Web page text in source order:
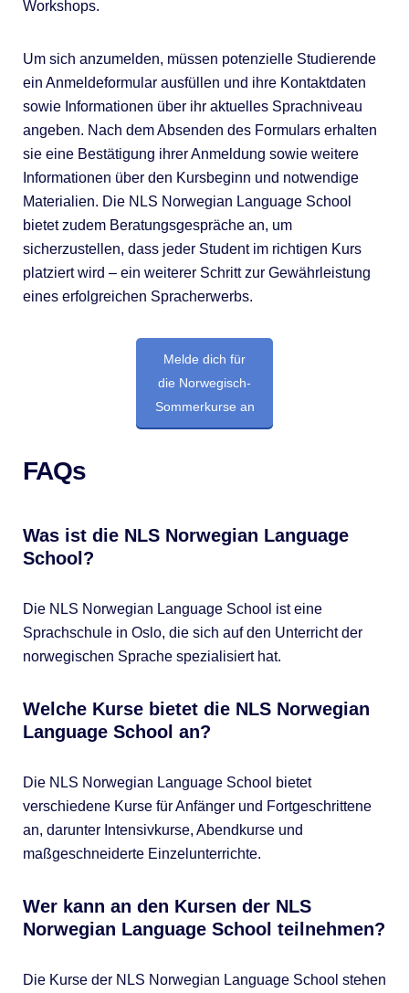
Workshops.
Um sich anzumelden, müssen potenzielle Studierende
ein Anmeldeformular ausfüllen und ihre Kontaktdaten
sowie Informationen über ihr aktuelles Sprachniveau
angeben. Nach dem Absenden des Formulars erhalten
sie eine Bestätigung ihrer Anmeldung sowie weitere
Informationen über den Kursbeginn und notwendige
Materialien. Die NLS Norwegian Language School
bietet zudem Beratungsgespräche an, um
sicherzustellen, dass jeder Student im richtigen Kurs
platziert wird – ein weiterer Schritt zur Gewährleistung
eines erfolgreichen Spracherwerbs.
Melde dich für
die Norwegisch-
Sommerkurse an
FAQs
Was ist die NLS Norwegian Language
School?
Die NLS Norwegian Language School ist eine
Sprachschule in Oslo, die sich auf den Unterricht der
norwegischen Sprache spezialisiert hat.
Welche Kurse bietet die NLS Norwegian
Language School an?
Die NLS Norwegian Language School bietet
verschiedene Kurse für Anfänger und Fortgeschrittene
an, darunter Intensivkurse, Abendkurse und
maßgeschneiderte Einzelunterrichte.
Wer kann an den Kursen der NLS
Norwegian Language School teilnehmen?
Die Kurse der NLS Norwegian Language School stehen